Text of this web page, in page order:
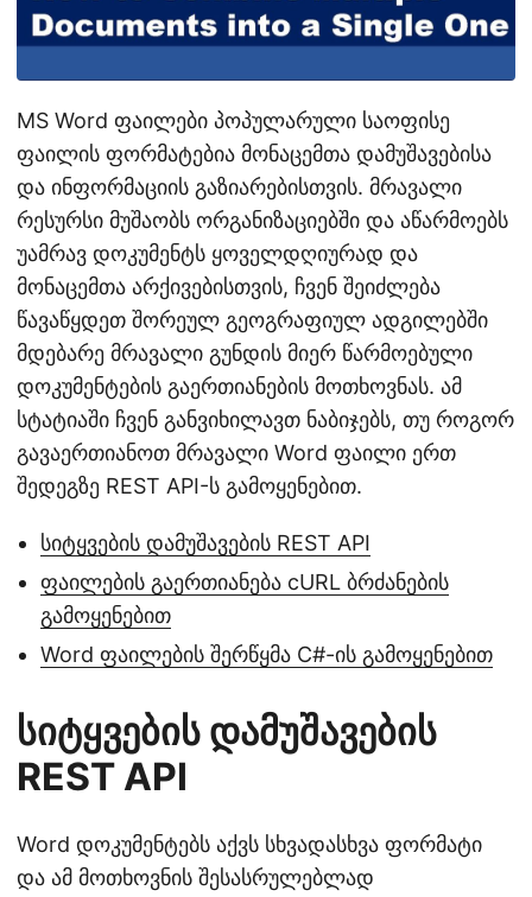
MS Word ფაილები პოპულარული საოფისე
ფაილის ფორმატებია მონაცემთა დამუშავებისა
და ინფორმაციის გაზიარებისთვის. მრავალი
რესურსი მუშაობს ორგანიზაციებში და აწარმოებს
უამრავ დოკუმენტს ყოველდღიურად და
მონაცემთა არქივებისთვის, ჩვენ შეიძლება
წავაწყდეთ შორეულ გეოგრაფიულ ადგილებში
მდებარე მრავალი გუნდის მიერ წარმოებული
დოკუმენტების გაერთიანების მოთხოვნას. ამ
სტატიაში ჩვენ განვიხილავთ ნაბიჯებს, თუ როგორ
გავაერთიანოთ მრავალი Word ფაილი ერთ
შედეგზე REST API-ს გამოყენებით.
სიტყვების დამუშავების REST API
ფაილების გაერთიანება cURL ბრძანების
გამოყენებით
Word ფაილების შერწყმა C#-ის გამოყენებით
სიტყვების დამუშავების
REST API
Word დოკუმენტებს აქვს სხვადასხვა ფორმატი
და ამ მოთხოვნის შესასრულებლად